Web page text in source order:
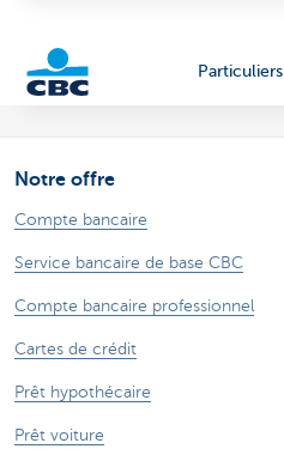
Particuliers
Notre offre
Compte bancaire
Service bancaire de base CBC
Compte bancaire professionnel
Cartes de crédit
Prêt hypothécaire
Prêt voiture